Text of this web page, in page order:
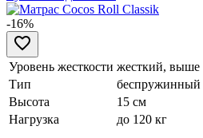
-16%
Уровень жесткости жесткий, выше
Тип
беспружинный
Высота
15 см
Нагрузка
до 120 кг